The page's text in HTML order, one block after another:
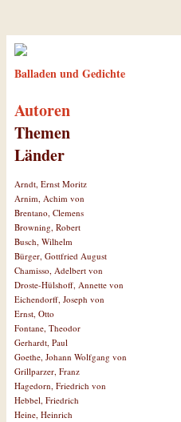
Balladen und Gedichte
Autoren
Themen
Länder
Arndt, Ernst Moritz
Arnim, Achim von
Brentano, Clemens
Browning, Robert
Busch, Wilhelm
Bürger, Gottfried August
Chamisso, Adelbert von
Droste-Hülshoff, Annette von
Eichendorff, Joseph von
Ernst, Otto
Fontane, Theodor
Gerhardt, Paul
Goethe, Johann Wolfgang von
Grillparzer, Franz
Hagedorn, Friedrich von
Hebbel, Friedrich
Heine, Heinrich